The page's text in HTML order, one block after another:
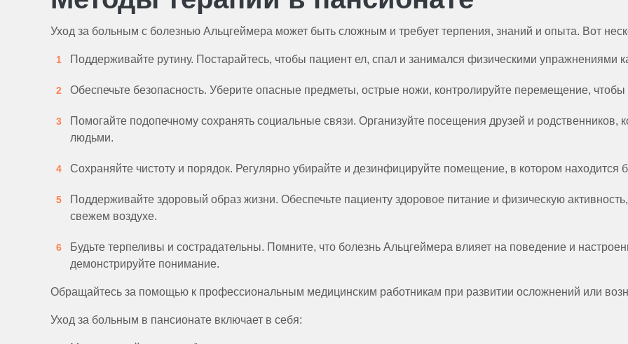
Уход за больным с болезнью Альцгеймера может быть сложным и требует терпения, знаний и опыта. Вот
Поддерживайте рутину. Постарайтесь, чтобы пациент ел, спал и занимался физическими упражнениями
Обеспечьте безопасность. Уберите опасные предметы, острые ножи, контролируйте перемещение,
Помогайте подопечному сохранять социальные связи. Организуйте посещения друзей и родственников,
людьми.
Сохраняйте чистоту и порядок. Регулярно убирайте и дезинфицируйте помещение, в котором находится
Поддерживайте здоровый образ жизни. Обеспечьте пациенту здоровое питание и физическую
свежем воздухе.
Будьте терпеливы и сострадательны. Помните, что болезнь Альцгеймера влияет на поведение и
демонстрируйте понимание.
Обращайтесь за помощью к профессиональным медицинским работникам при развитии осложнений или
Уход за больным в пансионате включает в себя: